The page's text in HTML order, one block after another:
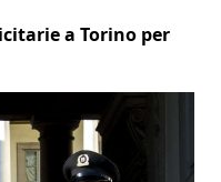
a Torino per